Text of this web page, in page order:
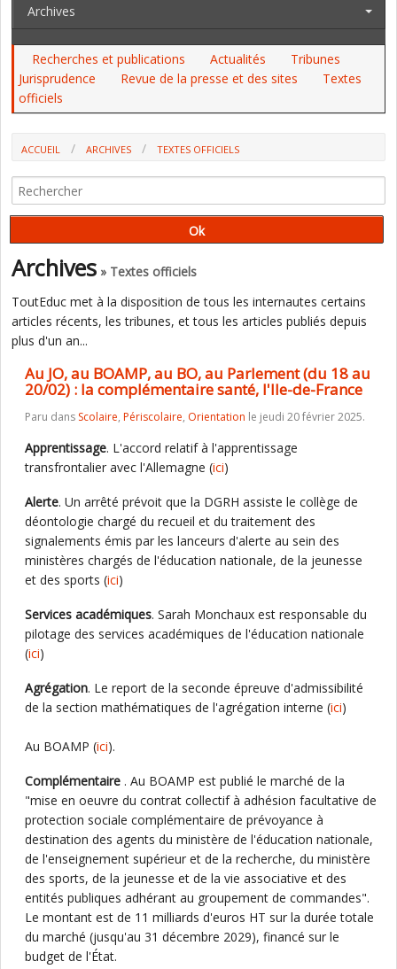
Archives
Recherches et publications Actualités
Tribunes
Jurisprudence
Revue de la presse et des sites
Textes
officiels
ACCUEIL ARCHIVES
TEXTES OFFICIELS
COMPLÉMENTAIRE SANTÉ, L'ILE-DE-FRANCE
Archives » Textes officiels
ToutEduc met à la disposition de tous les internautes certains
articles récents, les tribunes, et tous les articles publiés depuis
plus d'un an...
Au JO, au BOAMP, au BO, au Parlement (du 18 au
20/02) : la complémentaire santé, l'Ile-de-France
Paru dans Scolaire, Périscolaire, Orientation le jeudi 20 février 2025.
Apprentissage. L'accord relatif à l'apprentissage
transfrontalier avec l'Allemagne (ici)
Alerte. Un arrêté prévoit que la DGRH assiste le collège de
déontologie chargé du recueil et du traitement des
signalements émis par les lanceurs d'alerte au sein des
ministères chargés de l'éducation nationale, de la jeunesse
et des sports (ici)
Services académiques. Sarah Monchaux est responsable du
pilotage des services académiques de l'éducation nationale
(ici)
Agrégation. Le report de la seconde épreuve d'admissibilité
de la section mathématiques de l'agrégation interne (ici)
Au BOAMP (ici).
Complémentaire . Au BOAMP est publié le marché de la
"mise en oeuvre du contrat collectif à adhésion facultative de
protection sociale complémentaire de prévoyance à
destination des agents du ministère de l'éducation nationale,
de l'enseignement supérieur et de la recherche, du ministère
des sports, de la jeunesse et de la vie associative et des
entités publiques adhérant au groupement de commandes".
Le montant est de 11 milliards d'euros HT sur la durée totale
du marché (jusqu'au 31 décembre 2029), financé sur le
budget de l'État.